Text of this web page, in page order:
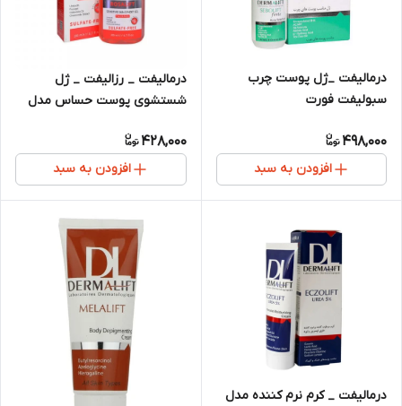
درمالیفت _ژل پوست چرب
سبولیفت فورت
498,000
افزودن به سبد
درمالیفت _ رزالیفت _ ژل
شستشوی پوست حساس مدل
428,000
افزودن به سبد
درمالیفت _ کرم نرم کننده مدل